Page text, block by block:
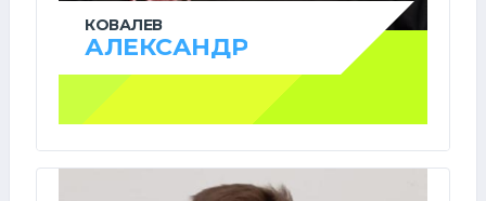
КОВАЛЕВ
АЛЕКСАНДР